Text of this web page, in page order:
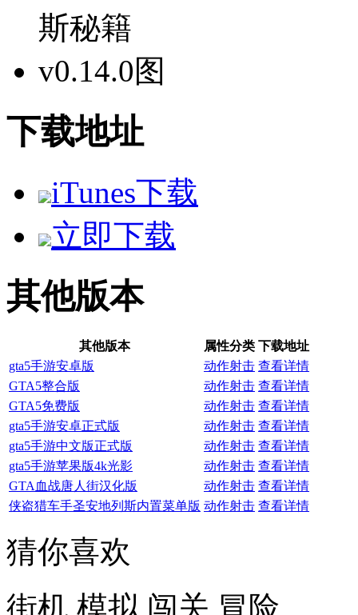
下载地址
iTunes下载
立即下载
其他版本
其他版本 属性分类 下载地址
gta5手游安卓版
动作射击 查看详情
GTA5整合版
动作射击 查看详情
GTA5免费版
动作射击 查看详情
gta5手游安卓正式版
动作射击 查看详情
gta5手游中文版正式版
动作射击 查看详情
gta5手游苹果版4k光影
动作射击 查看详情
GTA血战唐人街汉化版
动作射击 查看详情
侠盗猎车手圣安地列斯内置菜单版 动作射击 查看详情
猜你喜欢
街机 模拟 闯关 冒险